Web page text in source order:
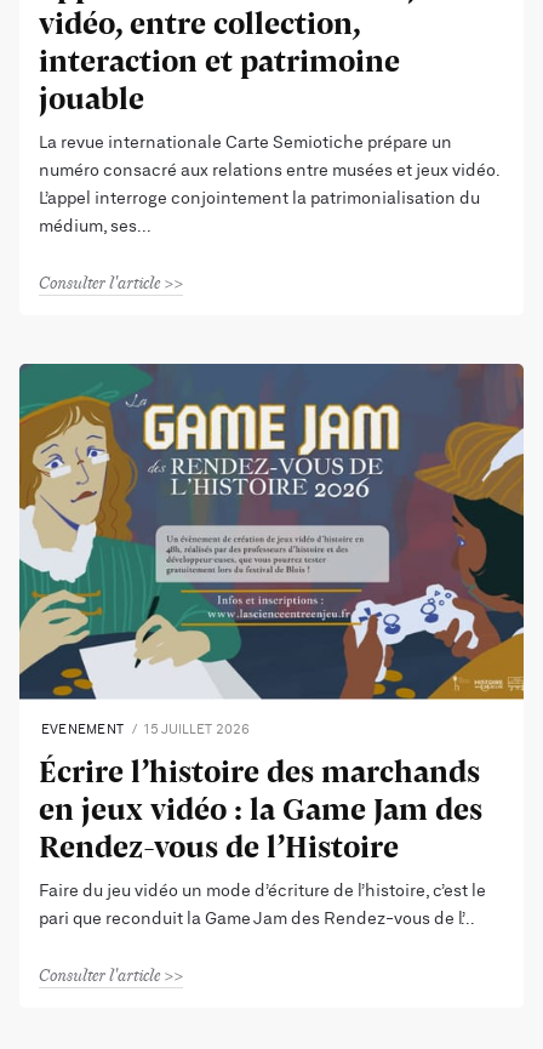
vidéo, entre collection,
interaction et patrimoine
jouable
La revue internationale Carte Semiotiche prépare un
numéro consacré aux relations entre musées et jeux vidéo.
L’appel interroge conjointement la patrimonialisation du
médium, ses
Consulter l'article
EVENEMENT 15 JUILLET 2026
Écrire l’histoire des marchands
en jeux vidéo : la Game Jam des
Rendez-vous de l’Histoire
Faire du jeu vidéo un mode d’écriture de l’histoire, c’est le
pari que reconduit la Game Jam des Rendez-vous de l’
Consulter l'article